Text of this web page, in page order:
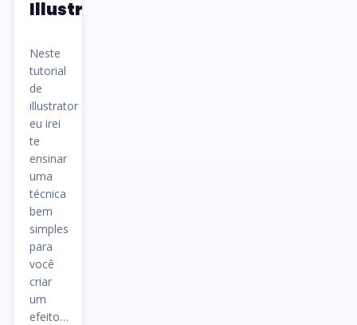
Illustrator
Neste
tutorial
de
illustrator
eu irei
te
ensinar
uma
técnica
bem
simples
para
você
criar
um
efeito…